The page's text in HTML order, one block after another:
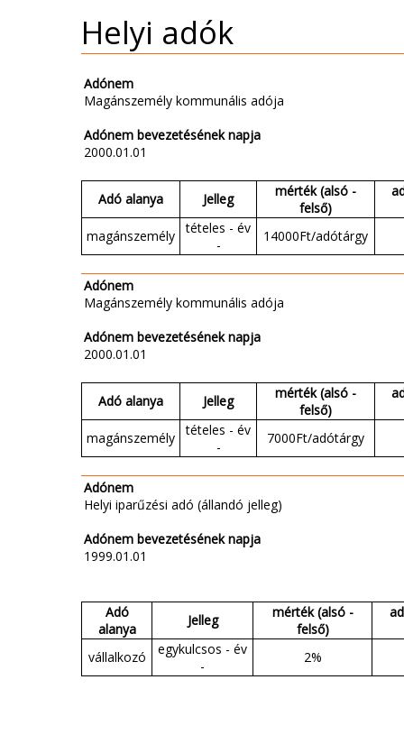
Helyi adók
Adónem
Magánszemély kommunális adója
Adónem bevezetésének napja
2000.01.01
Adó alanya Jelleg
mérték (alsó -
felső)
magánszemély
tételes - év
-
14000Ft/adótárgy
Adónem
Magánszemély kommunális adója
Adónem bevezetésének napja
2000.01.01
Adó alanya Jelleg
mérték (alsó -
felső)
magánszemély
tételes - év
-
7000Ft/adótárgy
Adónem
Helyi iparűzési adó (állandó jelleg)
Adónem bevezetésének napja
1999.01.01
Adó
alanya
Jelleg
mérték (alsó -
felső)
vállalkozó
egykulcsos - év
-
2%